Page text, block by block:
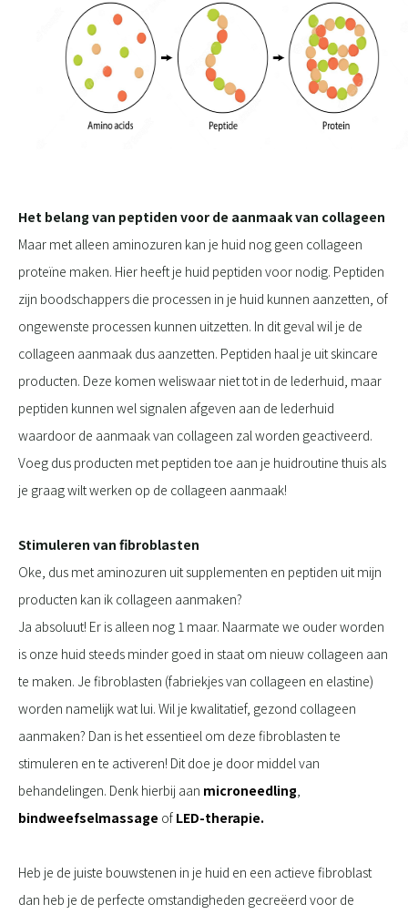
Het belang van peptiden voor de aanmaak van collageen
Maar met alleen aminozuren kan je huid nog geen collageen
proteïne maken. Hier heeft je huid peptiden voor nodig. Peptiden
zijn boodschappers die processen in je huid kunnen aanzetten, of
ongewenste processen kunnen uitzetten. In dit geval wil je de
collageen aanmaak dus aanzetten. Peptiden haal je uit skincare
producten. Deze komen weliswaar niet tot in de lederhuid, maar
peptiden kunnen wel signalen afgeven aan de lederhuid
waardoor de aanmaak van collageen zal worden geactiveerd.
Voeg dus producten met peptiden toe aan je huidroutine thuis als
je graag wilt werken op de collageen aanmaak!
Stimuleren van fibroblasten
Oke, dus met aminozuren uit supplementen en peptiden uit mijn
producten kan ik collageen aanmaken?
Ja absoluut! Er is alleen nog 1 maar. Naarmate we ouder worden
is onze huid steeds minder goed in staat om nieuw collageen aan
te maken. Je fibroblasten (fabriekjes van collageen en elastine)
worden namelijk wat lui. Wil je kwalitatief, gezond collageen
aanmaken? Dan is het essentieel om deze fibroblasten te
stimuleren en te activeren! Dit doe je door middel van
behandelingen. Denk hierbij aan microneedling
bindweefselmassage of LED-therapie.
Heb je de juiste bouwstenen in je huid en een actieve fibroblast
dan heb je de perfecte omstandigheden gecreëerd voor de